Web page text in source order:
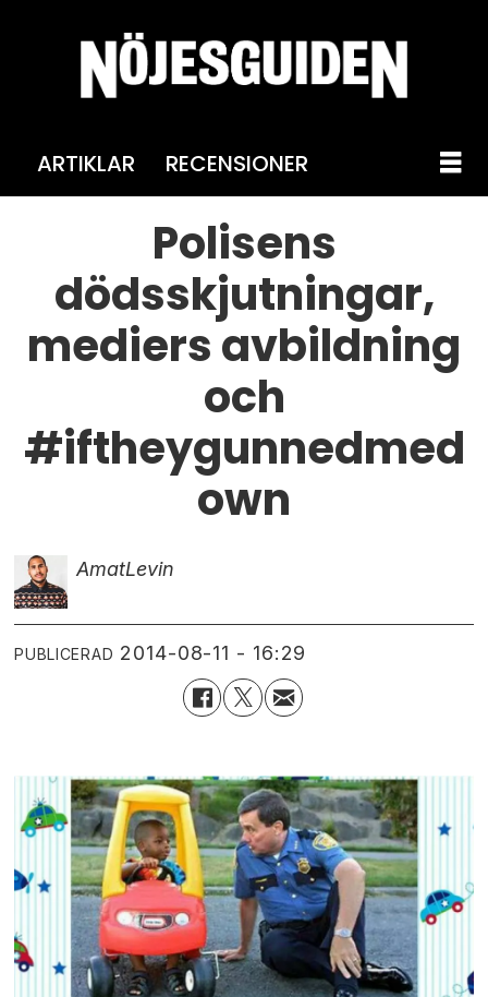
ARTIKLAR RECENSIONER
Polisens
dödsskjutningar,
mediers avbildning
och
#iftheygunnedmed
own
AmatLevin
PUBLICERAD 2014-08-11 - 16:29